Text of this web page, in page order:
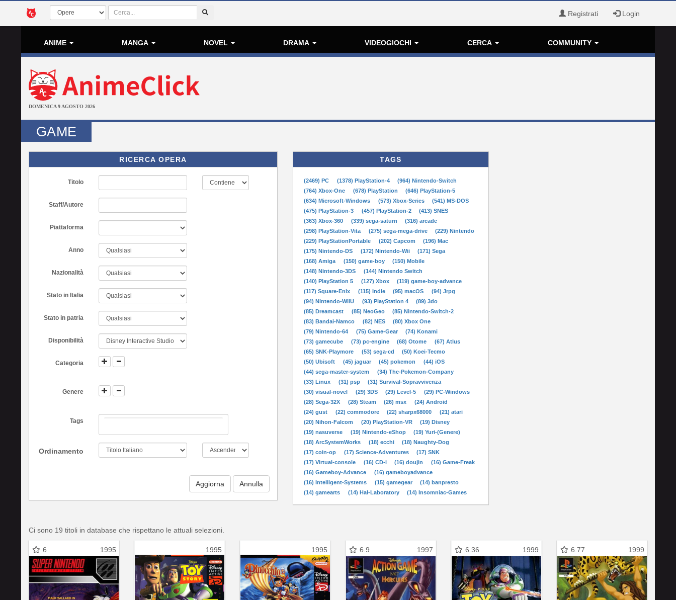
Registrati Login
ANIME MANGA NOVEL DRAMA VIDEOGIOCHI CERCA COMMUNITY
DOMENICA 9 AGOSTO 2026
GAME
RICERCA OPERA
Titolo
Staff/Autore
Piattaforma
Anno
Nazionalità
Stato in Italia
Stato in patria
Disponibilità
Categoria
Genere
Tags
Ordinamento
Aggiorna
TAGS
(2469) PC (1378) PlayStation-4
(964) Nintendo-Switch
(764) Xbox-One
(678) PlayStation
(646) PlayStation-5
(634) Microsoft-Windows
(573) Xbox-Series
(541) MS-DOS
(475) PlayStation-3
(457) PlayStation-2
(413) SNES
(363) Xbox-360
(339) sega-saturn
(316) arcade
(298) PlayStation-Vita
(275) sega-mega-drive
(229) Nintendo
(229) PlayStationPortable
(202) Capcom
(196) Mac
(175) Nintendo-DS
(172) Nintendo-Wii
(171) Sega
(168) Amiga
(150) game-boy
(150) Mobile
(148) Nintendo-3DS
(144) Nintendo Switch
(140) PlayStation 5
(127) Xbox
(119) game-boy-advance
(117) Square-Enix
(115) Indie (95) macOS
(94) Jrpg
(94) Nintendo-WiiU
(93) PlayStation 4
(89) 3do
(85) Dreamcast
(85) NeoGeo
(85) Nintendo-Switch-2
(83) Bandai-Namco
(82) NES
(80) Xbox One
(79) Nintendo-64
(75) Game-Gear
(74) Konami
(73) gamecube
(73) pc-engine (68) Otome
(67) Atlus
(65) SNK-Playmore
(53) sega-cd
(50) Koei-Tecmo
(50) Ubisoft
(45) jaguar (45) pokemon
(44) iOS
(44) sega-master-system
(34) The-Pokemon-Company
(33) Linux
(31) psp
(31) Survival-Sopravvivenza
(30) visual-novel
(29) 3DS (29) Level-5
(29) PC-Windows
(28) Sega-32X
(28) Steam (26) msx
(24) Android
(24) gust
(22) commodore (22) sharpx68000
(21) atari
(20) Nihon-Falcom
(20) PlayStation-VR
(19) Disney
(19) nasuverse
(19) Nintendo-eShop
(19) Yuri-(Genere)
(18) ArcSystemWorks
(18) ecchi
(18) Naughty-Dog
(17) coin-op
(17) Science-Adventures
(17) SNK
(17) Virtual-console
(16) CD-i (16) doujin
(16) Game-Freak
(16) Gameboy-Advance
(16) gameboyadvance
(16) Intelligent-Systems
(15) gamegear
(14) banpresto
(14) gamearts
(14) Hal-Laboratory (14) Insomniac-Games
Ci sono 19 titoli in database che rispettano le attuali selezioni.
6 1995 1995 1995 6.9 1997 6.36 1999 6.77 1999